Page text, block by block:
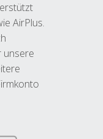
AirPlus.
unsere